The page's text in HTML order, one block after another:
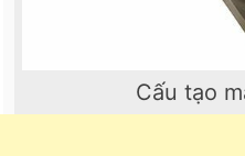
Cấu tạo